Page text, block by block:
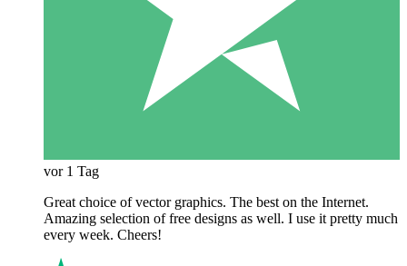
vor 1 Tag
Great choice of vector graphics. The best on the Internet.
Amazing selection of free designs as well. I use it pretty much
every week. Cheers!